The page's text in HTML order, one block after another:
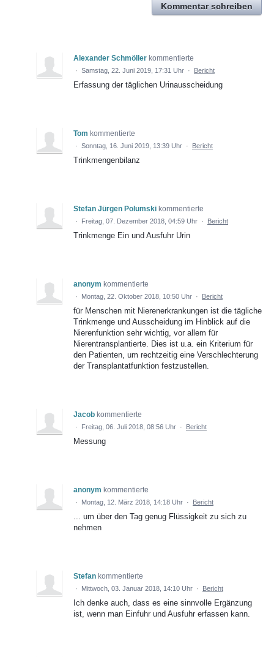
Kommentar schreiben
Alexander Schmöller kommentierte
· Samstag, 22. Juni 2019, 17:31 Uhr · Bericht
Erfassung der täglichen Urinausscheidung
Tom kommentierte
· Sonntag, 16. Juni 2019, 13:39 Uhr · Bericht
Trinkmengenbilanz
Stefan Jürgen Polumski kommentierte
· Freitag, 07. Dezember 2018, 04:59 Uhr · Bericht
Trinkmenge Ein und Ausfuhr Urin
anonym kommentierte
· Montag, 22. Oktober 2018, 10:50 Uhr · Bericht
für Menschen mit Nierenerkrankungen ist die tägliche
Trinkmenge und Ausscheidung im Hinblick auf die
Nierenfunktion sehr wichtig, vor allem für
Nierentransplantierte. Dies ist u.a. ein Kriterium für
den Patienten, um rechtzeitig eine Verschlechterung
der Transplantatfunktion festzustellen.
Jacob kommentierte
· Freitag, 06. Juli 2018, 08:56 Uhr · Bericht
Messung
anonym kommentierte
· Montag, 12. März 2018, 14:18 Uhr · Bericht
... um über den Tag genug Flüssigkeit zu sich zu
nehmen
Stefan kommentierte
· Mittwoch, 03. Januar 2018, 14:10 Uhr · Bericht
Ich denke auch, dass es eine sinnvolle Ergänzung
ist, wenn man Einfuhr und Ausfuhr erfassen kann.